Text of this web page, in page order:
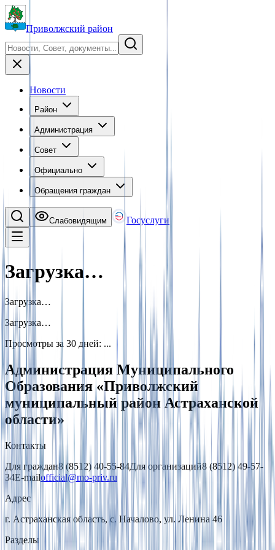
Приволжский район
Новости
Район
Администрация
Совет
Официально
Обращения граждан
Слабовидящим Госуслуги
Загрузка…
Загрузка…
Загрузка…
Просмотры за 30 дней: ...
Администрация Муниципального
Образования «Приволжский
муниципальный район Астраханской
области»
Контакты
Для граждан8 (8512) 40-55-84Для организаций8 (8512) 49-57-
34E-mailofficial@mo-priv.ru
Адрес
г. Астраханская область, с. Началово, ул. Ленина 46
Разделы